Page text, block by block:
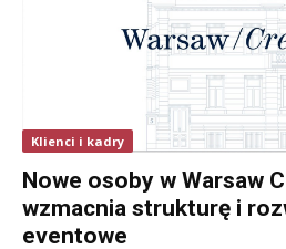
Klienci i kadry
Nowe osoby w Warsaw
wzmacnia strukturę i
eventowe